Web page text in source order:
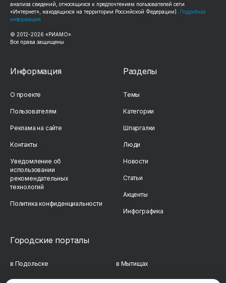
анализа сведений, относящихся к предпочтениям пользователей сети
«Интернет», находящихся на территории Российской Федерации). Подробная
информация
© 2012-2026 «РИАМО».
Все права защищены
Информация
О проекте
Пользователям
Реклама на сайте
Контакты
Уведомление об
использовании
рекомендательных
технологий
Политика конфиденциальности
Разделы
Темы
Категории
Шпаргалки
Люди
Новости
Статьи
Акценты
Инфографика
Городские порталы
в Подольске в Мытищах